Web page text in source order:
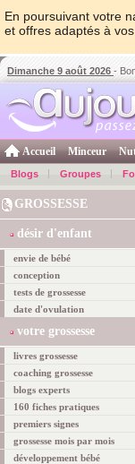
En poursuivant votre
et offres adaptés à
Dimanche 9 août 2026 -
Accueil Minceur
Blogs Groupes
GROSSESSE
désir d'enfant
envie de bébé
conception
tests de grossesse
date d'ovulation
votre grossesse
livres grossesse
coaching grossesse
blogs experts
160 fiches pratiques
premiers signes
grossesse mois par mois
développement bébé